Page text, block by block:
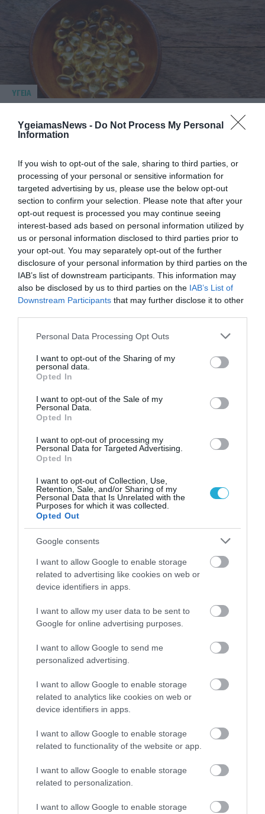
YgeiamasNews - Do Not Process My Personal
Information
If you wish to opt-out of the sale, sharing to third parties, or
processing of your personal or sensitive information for
targeted advertising by us, please use the below opt-out
section to confirm your selection. Please note that after your
opt-out request is processed you may continue seeing
interest-based ads based on personal information utilized by
us or personal information disclosed to third parties prior to
your opt-out. You may separately opt-out of the further
disclosure of your personal information by third parties on the
IAB’s list of downstream participants. This information may
also be disclosed by us to third parties on the IAB’s List of
Downstream Participants that may further disclose it to other
Please note that this website/app uses one or more Google
not limited to your visit or usage behaviour. You may click to
grant or deny consent to Google and its third-party tags to
use your data for below specified purposes in below Google
consent section.
Personal Data Processing Opt Outs
I want to opt-out of the Sharing of my
personal data.
Opted In
I want to opt-out of the Sale of my
Personal Data.
Opted In
I want to opt-out of processing my
Personal Data for Targeted Advertising.
Opted In
I want to opt-out of Collection, Use,
Retention, Sale, and/or Sharing of my
Personal Data that Is Unrelated with the
Purposes for which it was collected.
Opted Out
Google consents
I want to allow Google to enable storage
related to advertising like cookies on web or
device identifiers in apps.
I want to allow my user data to be sent to
Google for online advertising purposes.
I want to allow Google to send me
personalized advertising.
I want to allow Google to enable storage
related to analytics like cookies on web or
device identifiers in apps.
I want to allow Google to enable storage
related to functionality of the website or app.
I want to allow Google to enable storage
related to personalization.
I want to allow Google to enable storage
ΥΓΕΙΑ
προστατεύει από το Αλτχάιμερ
ΥΓΕΙΑ
2 Το τρόφιμο που θωρακίζει «αθόρυβα»
τα οστά σε κάθε ηλικία… δεν είναι το
γάλα!
ΦΑΡΜΑΚΑ
Ανατροπή δεδομένων στα εμβόλια
mRNA: Οι εμβολιασμένοι πεθαίνουν
πλέον στις ΗΠΑ από COVID-19
Ποιοι είναι οι φυσιολογικοί καρδιακοί
παλμοί και ποια τα επικίνδυνα όρια –
ΠΕΡΙΣΣΟΤΕΡΑ